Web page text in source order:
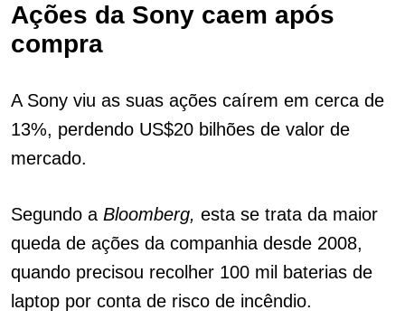
Ações da Sony caem após
compra
A Sony viu as suas ações caírem em cerca de
13%, perdendo US$20 bilhões de valor de
mercado.
Segundo a Bloomberg, esta se trata da maior
queda de ações da companhia desde 2008,
quando precisou recolher 100 mil baterias de
laptop por conta de risco de incêndio.